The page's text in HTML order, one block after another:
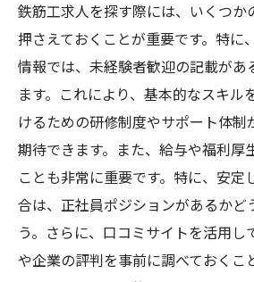
鉄筋工求人を探す際には、いくつか
押さえておくことが重要です。特に
情報では、未経験者歓迎の記載があ
ます。これにより、基本的なスキル
けるための研修制度やサポート体制
期待できます。また、給与や福利厚
ことも非常に重要です。特に、安定
合は、正社員ポジションがあるかど
う。さらに、口コミサイトを活用し
や企業の評判を事前に調べておくこ